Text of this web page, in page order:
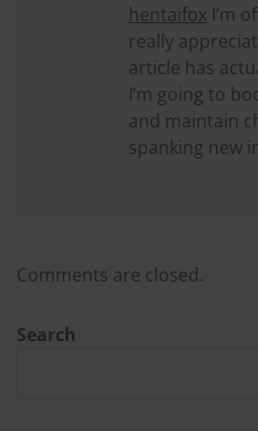
hentaifox I’m
really
article has
I’m going to
and maintain
spanking new
Comments are closed.
Search